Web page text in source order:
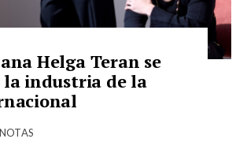
Helga Teran se
la industria de la
NOTAS